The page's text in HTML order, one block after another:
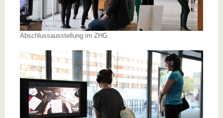
Abschlussausstellung im ZHG